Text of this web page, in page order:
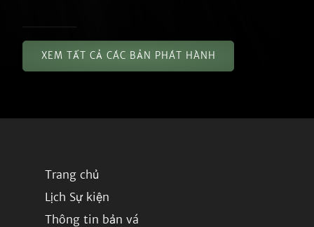
XEM TẤT CẢ CÁC BẢN PHÁT HÀNH
Trang chủ
Lịch Sự kiện
Thông tin bản vá